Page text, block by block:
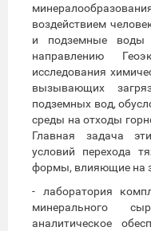
воздействием
и подземные воды
направлению
исследования
вызывающих
подземных вод,
среды на отходы
Главная задача
условий перехода
формы, влияющие на
- лаборатория
минерального
аналитическое